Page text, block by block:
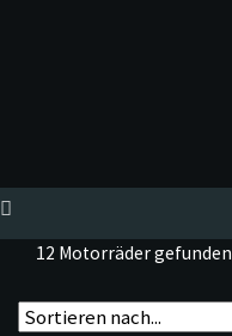
12 Motorräder gefunden